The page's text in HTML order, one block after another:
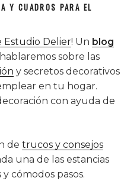
Y CUADROS PARA EL
Estudio Delier! Un blog
sobre las
y secretos decorativos
en tu hogar.
con ayuda de
de trucos y consejos
una de las estancias
cómodos pasos.